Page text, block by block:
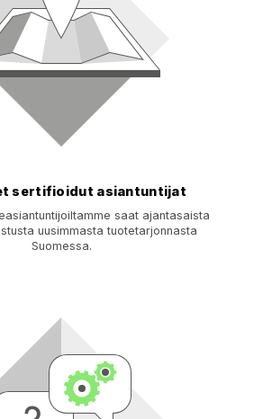
sertifioidut asiantuntijat
saat ajantasaista
uusimmasta tuotetarjonnasta
Suomessa.